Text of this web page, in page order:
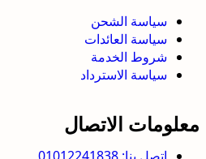
سياسة الشحن
سياسة العائدات
شروط الخدمة
سياسة الاسترداد
معلومات الاتصال